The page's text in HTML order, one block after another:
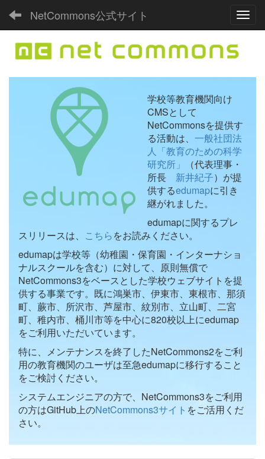
NetCommons公式サイト
学校等教育機関向け
CMSとして
NetCommonsを提供す
る活動は、 一般社団法
人「教育のための科学
研究所」
（代表理事・
所長 新井紀子）が提
供するedumapに引き
継がれました。
edumapに関するプレ
スリリースは、 こちらをお読みください。
edumapは学校等（幼稚園・保育園・インターナショ
ナルスクールを含む）に対して、原則無償で
NetCommons3をベースとした学校ウェブサイトを提
供する事業です。既に鴻巣市、伊東市、東根市、那須
町、蕨市、所沢市、芦屋市、紋別市、立山町、二宮
町、稚内市、桶川市等を中心に820校以上にedumap
をご利用いただいています。
特に、メンテナンスを終了したNetCommons2をご利
用の教育機関のユーザは至急edumapに移行すること
をご検討ください。
システムエンジニアの方で、NetCommons3をご利用
の方はGitHub上のNetCommons3サイト をご活用くだ
さい。